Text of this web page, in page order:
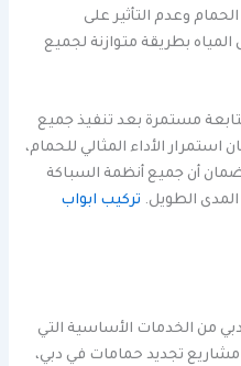
وعدم التأثير على
بطريقة متوازنة لجميع
مستمرة بعد تنفيذ جميع
الأداء المثالي للحمام،
أن جميع أنظمة السباكة
الطويل. تركيب ابواب
من الخدمات الأساسية التي
تجديد حمامات في دبي،